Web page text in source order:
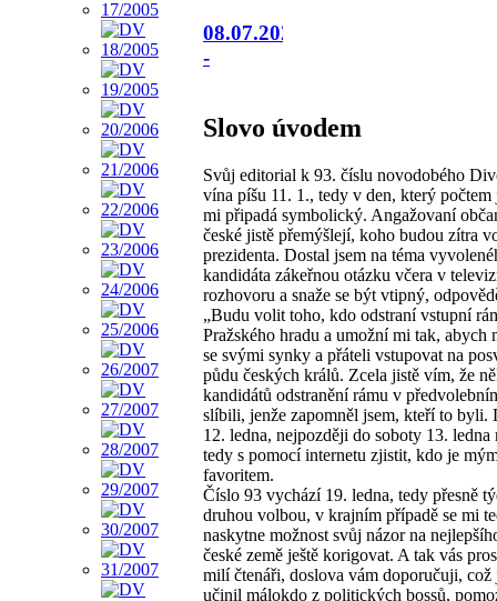
08.07.2026
-
Slovo úvodem
Svůj editorial k 93. číslu novodobého
vína píšu 11. 1., tedy v den, který počtem
mi připadá symbolický. Angažovaní
české jistě přemýšlejí, koho budou zítra
prezidenta. Dostal jsem na téma
kandidáta zákeřnou otázku včera v
rozhovoru a snaže se být vtipný,
„Budu volit toho, kdo odstraní vstupní
Pražského hradu a umožní mi tak, abych
se svými synky a přáteli vstupovat na
půdu českých králů. Zcela jistě vím, že
kandidátů odstranění rámu v
slíbili, jenže zapomněl jsem, kteří to byli.
12. ledna, nejpozději do soboty 13. ledna
tedy s pomocí internetu zjistit, kdo je
favoritem.
Číslo 93 vychází 19. ledna, tedy přesně
druhou volbou, v krajním případě se mi
naskytne možnost svůj názor na
české země ještě korigovat. A tak vás
milí čtenáři, doslova vám doporučuji, což
učinil málokdo z politických bossů,